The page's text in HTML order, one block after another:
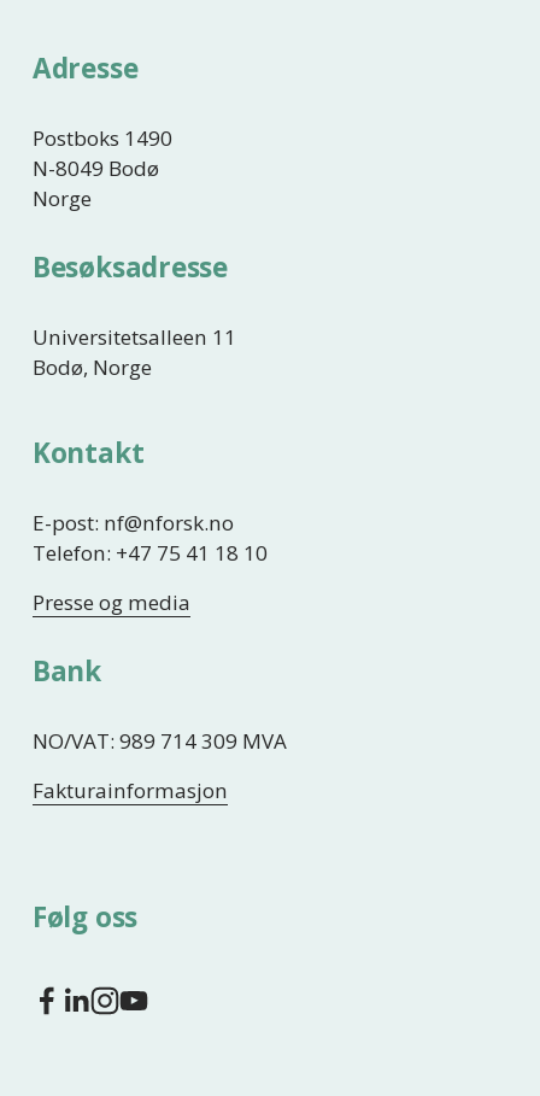
i
Adresse
Postboks 1490
N-8049 Bodø
Norge
Besøksadresse
Universitetsalleen 11
Bodø, Norge
Kontakt
E-post: nf@nforsk.no
Telefon: +47 75 41 18 10
Presse og media
Bank
NO/VAT: 989 714 309 MVA
Fakturainformasjon
Følg oss